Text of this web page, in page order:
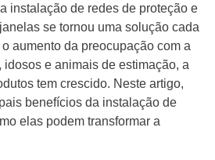
instalação de redes de proteção e
se tornou uma solução cada
aumento da preocupação com a
e animais de estimação, a
tem crescido. Neste artigo,
benefícios da instalação de
elas podem transformar a